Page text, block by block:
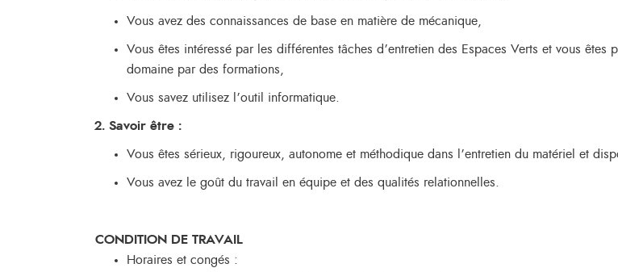
Vous avez des connaissances de base en matière de mécanique,
Vous êtes intéressé par les différentes tâches d’entretien des Espaces Verts et vous
domaine par des formations,
Vous savez utilisez l’outil informatique.
2. Savoir être :
Vous êtes sérieux, rigoureux, autonome et méthodique dans l’entretien du matériel et
Vous avez le goût du travail en équipe et des qualités relationnelles.
CONDITION DE TRAVAIL
Horaires et congés :